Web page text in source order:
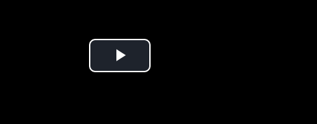
Play